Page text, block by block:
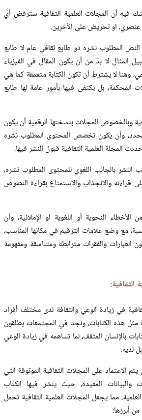
فيه أن المجلات العلمية الثقافية سترفض أي
عنصري، او تحريض على الآخرين.
المطلوب نشره ذو طابع ثقافي عام لا طابع
المثال لا بدّ من أن يكون المقال في الفيزياء
وهنا لا يشترط أن تكون الكتابة متعمقة كما هي
المحكمة، بل يكتفى فيها بأمور عامة لها طابع
وبالخصوص المجلات بنسختها الرقمية أن يكون
وأن يكون تخصص المحتوى المطلوب نشره
العلمية الثقافية قبول النشر فيها.
بالجانب اللغوي للمحتوى المطلوب نشره،
قراءته والانجذاب والاستمتاع بقراءة النصوص
النحوية أو اللغوية او الإملائية، وأن
مع وضع علامات الترقيم في مكانها المناسب،
العبارات والفقرات مترابطة ومتناسقة ومفهومة
الثقافية:
في زيادة الوعي والثقافة لدى مختلف أفراد
مثل هذه الكتابات، ونجد في المجتمعات يطلقون
بالإنسان المثقف، لما تساهمه في زيادة الوعي
لديه.
الاعتماد على المجلات الثقافية الموثوقة التي
والبيانات المفيدة، حيث ينشر فيها الكتّاب
مما يجعل المجلات العلمية الثقافية تحمل
أبرزها: